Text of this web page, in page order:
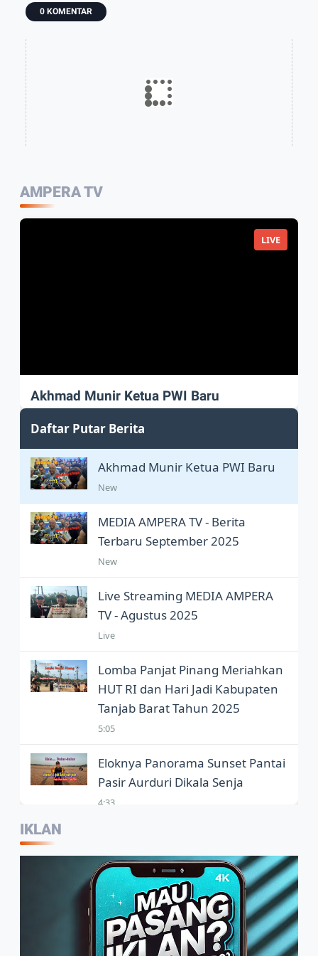
Sekolah
0 KOMENTAR
AMPERA TV
LIVE
Akhmad Munir Ketua PWI Baru
Akhmad Munir sah Pimpin PWI Pusat
Daftar Putar Berita
Akhmad Munir Ketua PWI Baru
New
MEDIA AMPERA TV - Berita
Terbaru September 2025
New
Live Streaming MEDIA AMPERA
TV - Agustus 2025
Live
Lomba Panjat Pinang Meriahkan
HUT RI dan Hari Jadi Kabupaten
Tanjab Barat Tahun 2025
5:05
Eloknya Panorama Sunset Pantai
Pasir Aurduri Dikala Senja
4:33
Wartawan Jadi Garda Terdepan
Penggunaan Bahasa Indonesia
2:07
Warga Sambut Baik Himbauan
Wali Kota Jambi Melaksanakan
IKLAN